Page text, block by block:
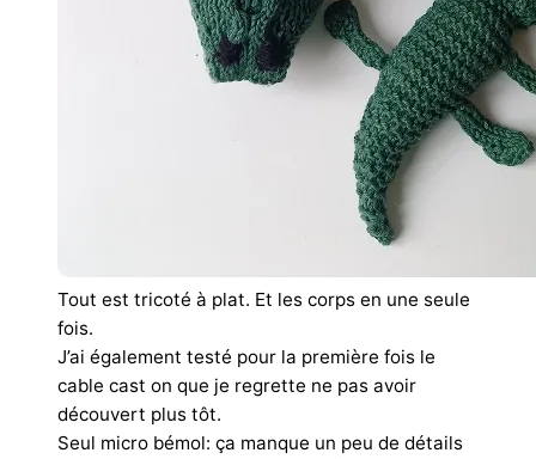
Tout est tricoté à plat. Et les corps en une seule
fois.
J’ai également testé pour la première fois le
cable cast on que je regrette ne pas avoir
découvert plus tôt.
Seul micro bémol: ça manque un peu de détails